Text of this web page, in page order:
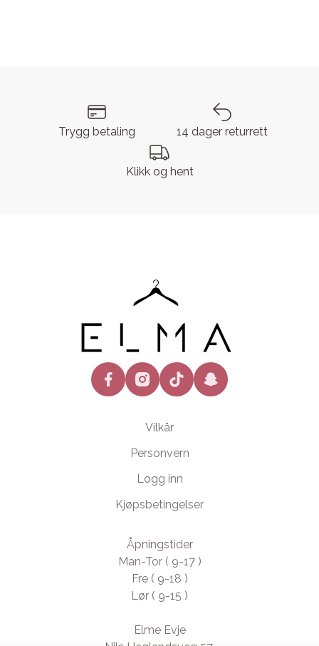
Trygg betaling 14 dager returrett
Klikk og hent
facebookinstagramtiktok snapchat
Vilkår
Personvern
Logg inn
Kjøpsbetingelser
Åpningstider
Man-Tor ( 9-17 )
Fre ( 9-18 )
Lør ( 9-15 )
Elme Evje